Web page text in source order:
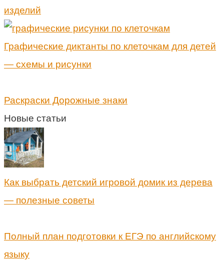
изделий
Графические диктанты по клеточкам для детей
— схемы и рисунки
Раскраски Дорожные знаки
Новые статьи
Как выбрать детский игровой домик из дерева
— полезные советы
Полный план подготовки к ЕГЭ по английскому
языку